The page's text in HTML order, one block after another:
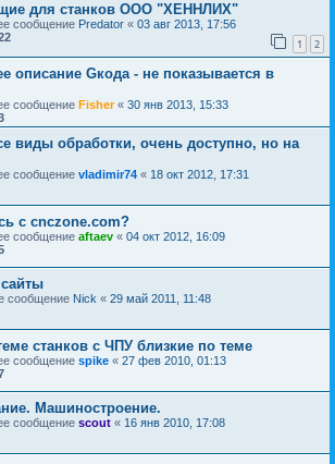
для станков ООО "ХЕННЛИХ"
сообщение Predator « 03 авг 2013, 17:56
1 2
описание Gкода - не показывается в
сообщение Fisher« 30 янв 2013, 15:33
виды обработки, очень доступно, но на
сообщение vladimir74 « 18 окт 2012, 17:31
с cnczone.com?
сообщение aftaev « 04 окт 2012, 16:09
сообщение Nick « 29 май 2011, 11:48
станков с ЧПУ близкие по теме
сообщение spike « 27 фев 2010, 01:13
Машиностроение.
сообщение scout « 16 янв 2010, 17:08